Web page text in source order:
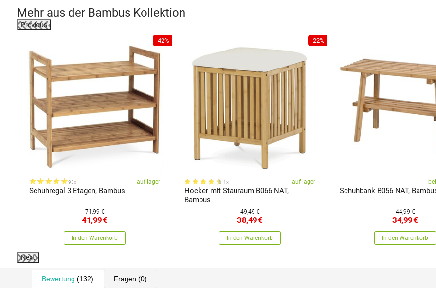
Mehr aus der Bambus Kollektion
Previous
-42%
93x auf lager
Schuhregal 3 Etagen, Bambus
71,99 €
41,99€
In den Warenkorb
-22%
1x auf lager
Hocker mit Stauraum B066 NAT,
Bambus
49,49 €
38,49€
In den Warenkorb
Schuhbank B056 NAT,
44,99 €
34,99€
In den Warenkorb
Next
Bewertung (132) Fragen (0)